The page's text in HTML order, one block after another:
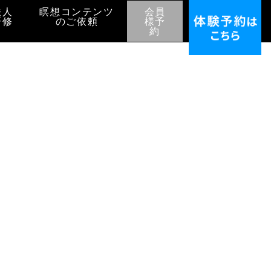
瞑想コンテンツ
のご依頼
会員
様予
約